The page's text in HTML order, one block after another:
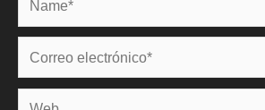
Correo
electrónico*
Web